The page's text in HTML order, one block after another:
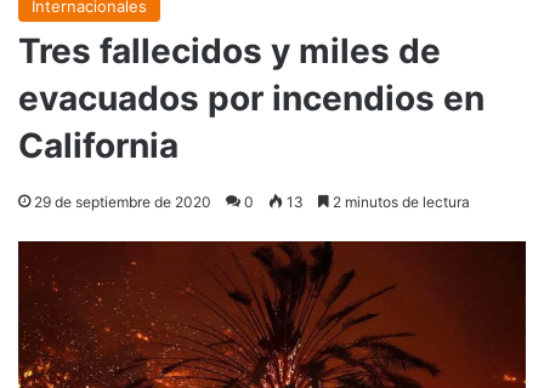
Internacionales
Tres fallecidos y miles de
evacuados por incendios en
California
29 de septiembre de 2020 0 13 2 minutos de lectura